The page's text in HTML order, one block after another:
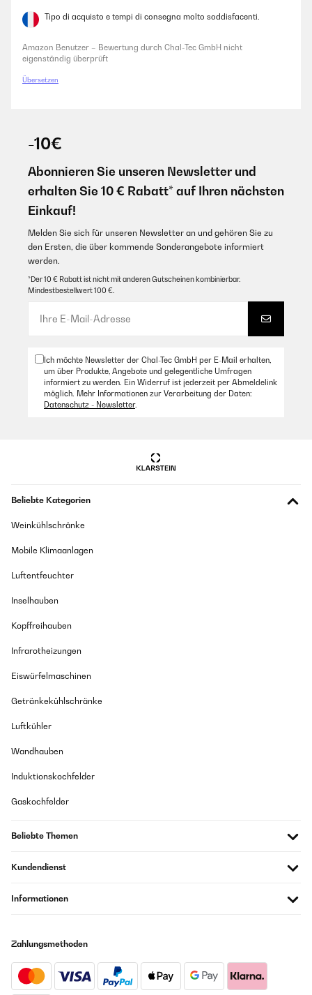
Tipo di acquisto e tempi di consegna molto soddisfacenti.
Amazon Benutzer – Bewertung durch Chal-Tec GmbH nicht
eigenständig überprüft
Übersetzen
-10€
Abonnieren Sie unseren Newsletter und
erhalten Sie 10 € Rabatt* auf Ihren nächsten
Einkauf!
Melden Sie sich für unseren Newsletter an und gehören Sie zu
den Ersten, die über kommende Sonderangebote informiert
werden.
*Der 10 € Rabatt ist nicht mit anderen Gutscheinen kombinierbar.
Mindestbestellwert 100 €.
Ich möchte Newsletter der Chal-Tec GmbH per E-Mail erhalten,
um über Produkte, Angebote und gelegentliche Umfragen
informiert zu werden. Ein Widerruf ist jederzeit per Abmeldelink
möglich. Mehr Informationen zur Verarbeitung der Daten:
Datenschutz - Newsletter.
Beliebte Kategorien
Weinkühlschränke
Mobile Klimaanlagen
Luftentfeuchter
Inselhauben
Kopffreihauben
Infrarotheizungen
Eiswürfelmaschinen
Getränkekühlschränke
Luftkühler
Wandhauben
Induktionskochfelder
Gaskochfelder
Beliebte Themen
Kundendienst
Informationen
Zahlungsmethoden